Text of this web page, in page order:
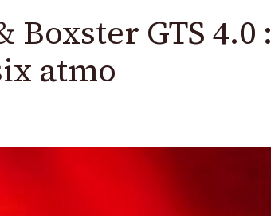
Boxster GTS 4.0 :
atmo